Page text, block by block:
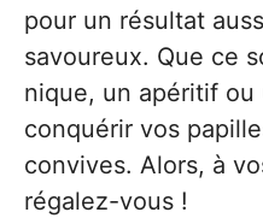
pour un résultat
savoureux. Que ce
nique, un apéritif
conquérir vos
convives. Alors, à
régalez-vous !